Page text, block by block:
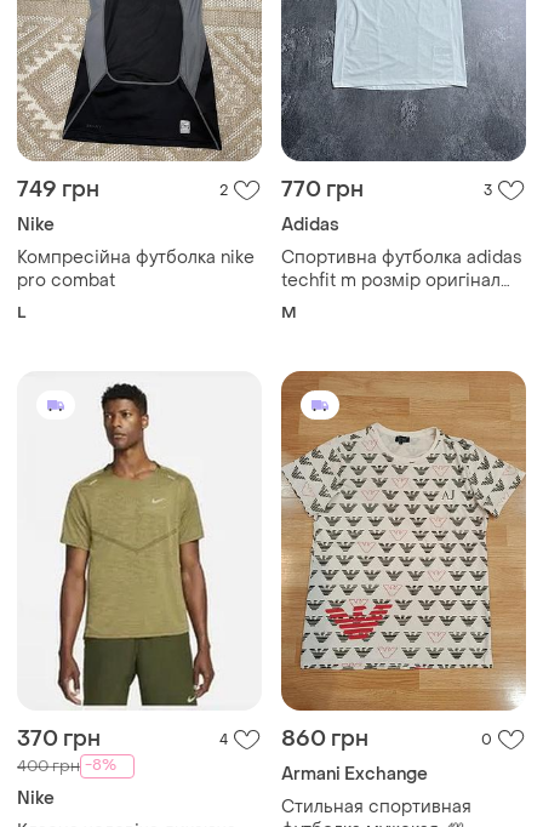
749 грн 2
Nike
Компресійна футболка nike
pro combat
L
770 грн 3
Adidas
Спортивна футболка adidas
techfit m розмір оригінал
стан ідеал біла чоловіча
M
370 грн 4
400 грн -8%
Nike
860 грн 0
Armani Exchange
Стильная спортивная